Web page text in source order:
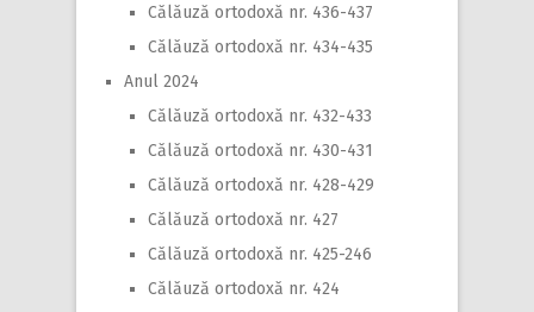
Călăuză ortodoxă nr. 436-437
Călăuză ortodoxă nr. 434-435
Anul 2024
Călăuză ortodoxă nr. 432-433
Călăuză ortodoxă nr. 430-431
Călăuză ortodoxă nr. 428-429
Călăuză ortodoxă nr. 427
Călăuză ortodoxă nr. 425-246
Călăuză ortodoxă nr. 424